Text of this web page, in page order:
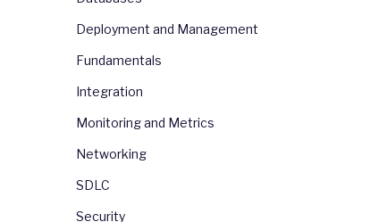
Deployment and Management
Fundamentals
Integration
Monitoring and Metrics
Networking
SDLC
Security